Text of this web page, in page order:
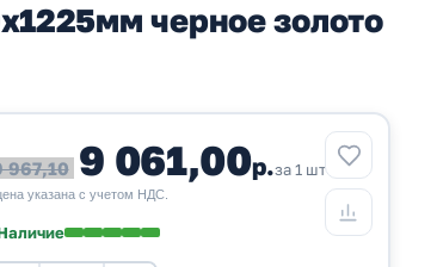
черное золото
967,10 9 061,00р.за 1 шт
указана с учетом НДС.